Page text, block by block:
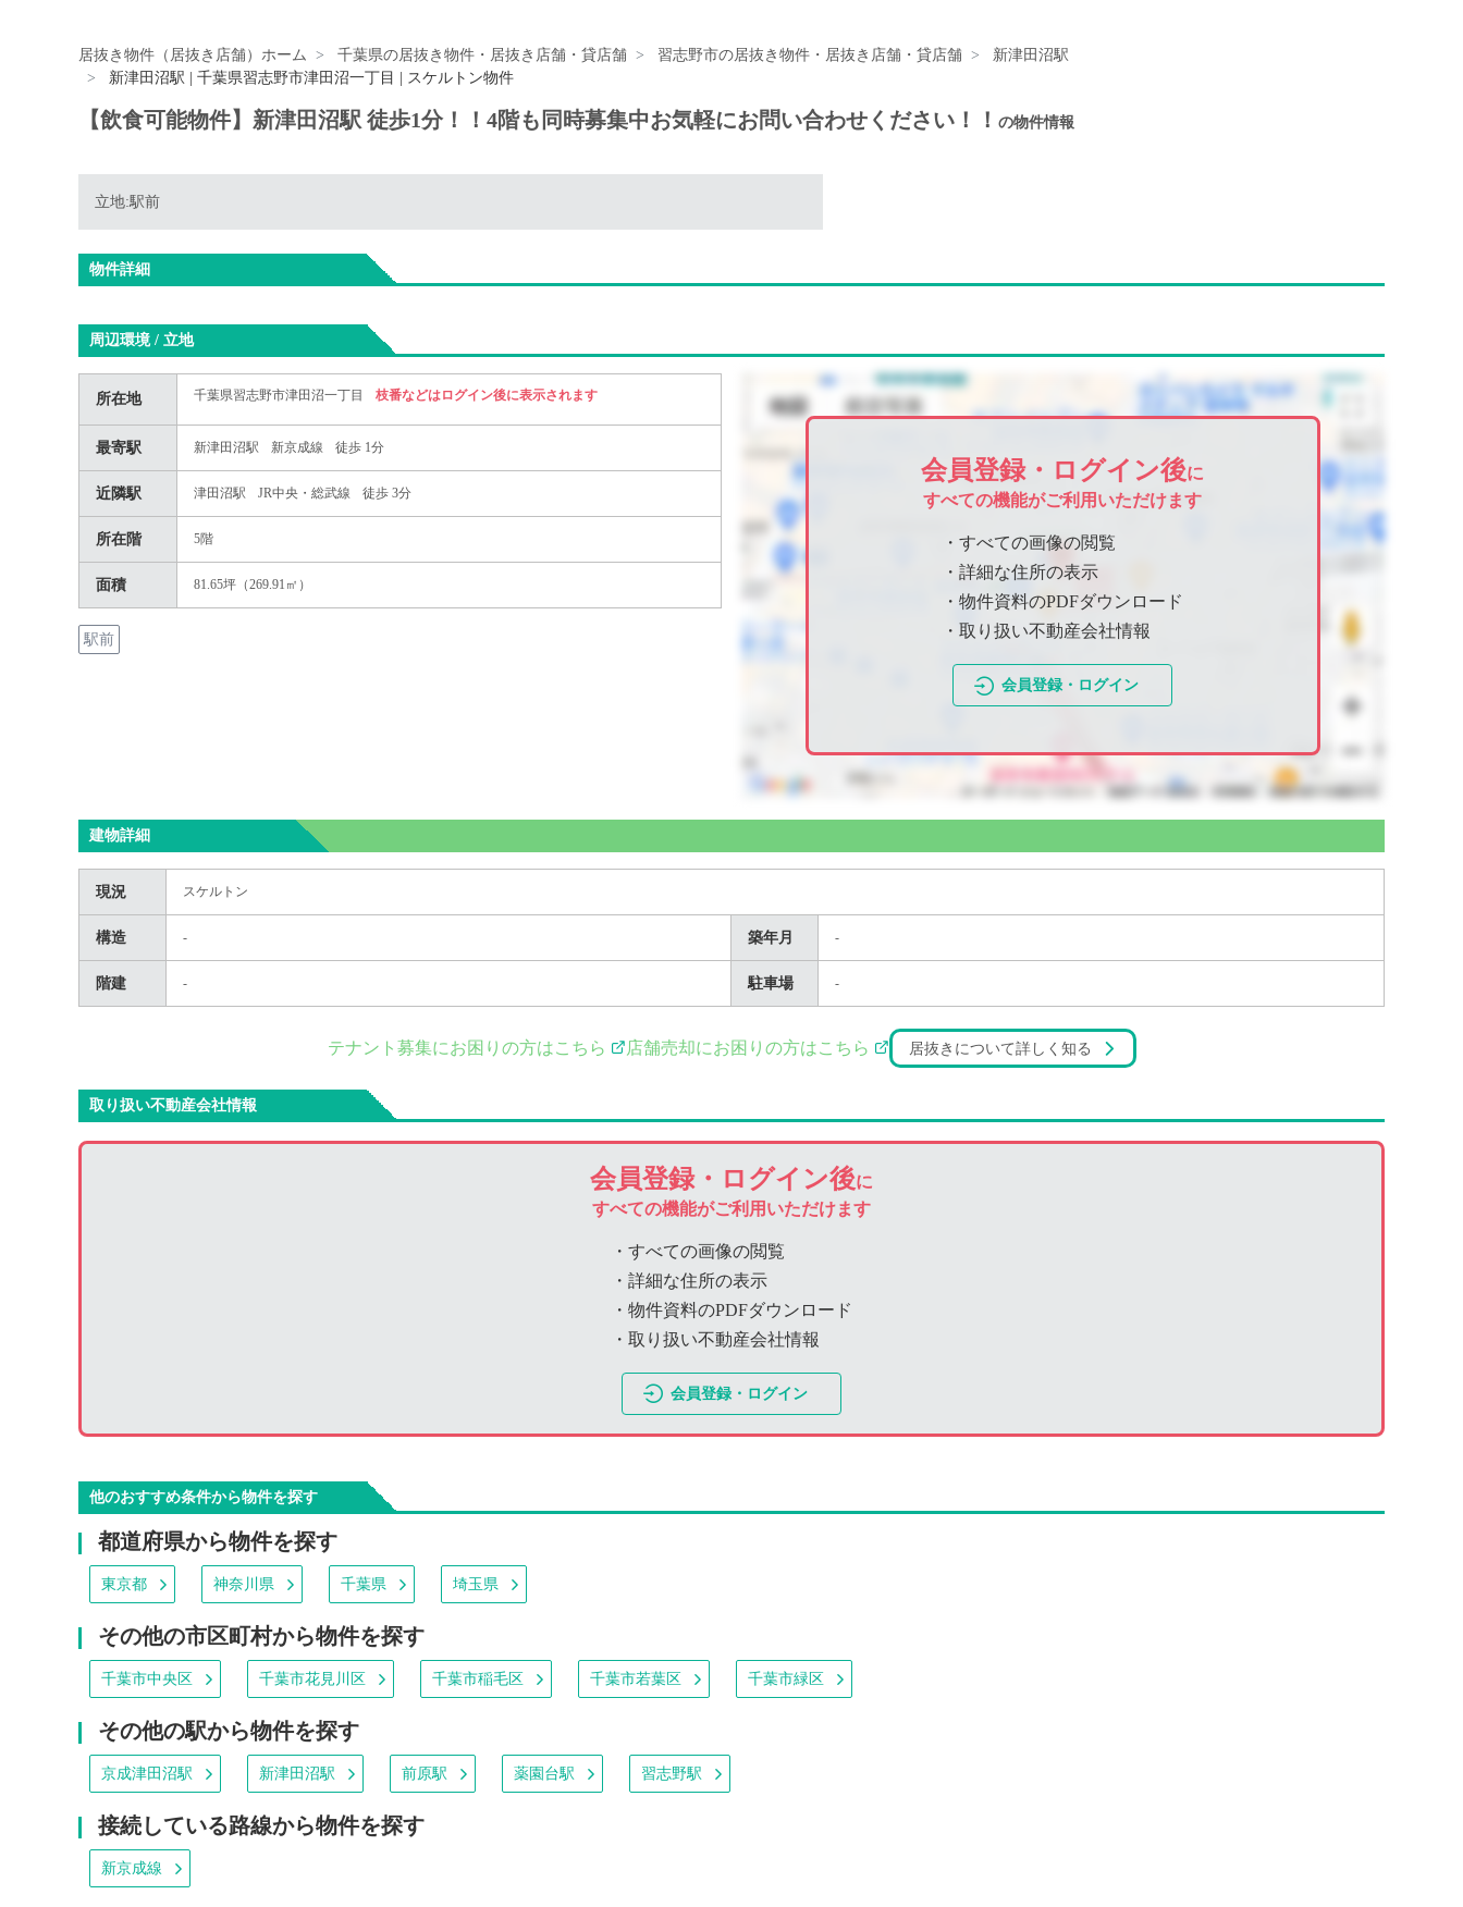
居抜き物件（居抜き店舗）ホーム 千葉県の居抜き物件・居抜き店舗・貸店舗 習志野市の居抜き物件・居抜き店舗・貸店舗
新津田沼駅
新津田沼駅 | 千葉県習志野市津田沼一丁目 | スケルトン物件
【飲食可能物件】新津田沼駅 徒歩1分！！4階も同時募集中お気軽にお問い合わせください！！ の物件情報
立地:駅前
物件詳細
周辺環境 / 立地
所在地 千葉県習志野市津田沼一丁目 枝番などはログイン後に表示されます
最寄駅 新津田沼駅 新京成線 徒歩 1分
近隣駅 津田沼駅 JR中央・総武線 徒歩 3分
所在階 5階
面積 81.65坪（269.91㎡）
駅前
会員登録・ログイン後に
すべての機能がご利用いただけます
・すべての画像の閲覧
・詳細な住所の表示
・物件資料のPDFダウンロード
・取り扱い不動産会社情報
会員登録・ログイン
建物詳細
現況 スケルトン
構造 - 築年月 -
階建 - 駐車場 -
テナント募集にお困りの方はこちら 店舗売却にお困りの方はこちら 居抜きについて詳しく知る
取り扱い不動産会社情報
会員登録・ログイン後に
すべての機能がご利用いただけます
・すべての画像の閲覧
・詳細な住所の表示
・物件資料のPDFダウンロード
・取り扱い不動産会社情報
会員登録・ログイン
他のおすすめ条件から物件を探す
都道府県から物件を探す
東京都 神奈川県 千葉県 埼玉県
その他の市区町村から物件を探す
千葉市中央区 千葉市花見川区 千葉市稲毛区 千葉市若葉区 千葉市緑区
その他の駅から物件を探す
京成津田沼駅 新津田沼駅 前原駅 薬園台駅 習志野駅
接続している路線から物件を探す
新京成線